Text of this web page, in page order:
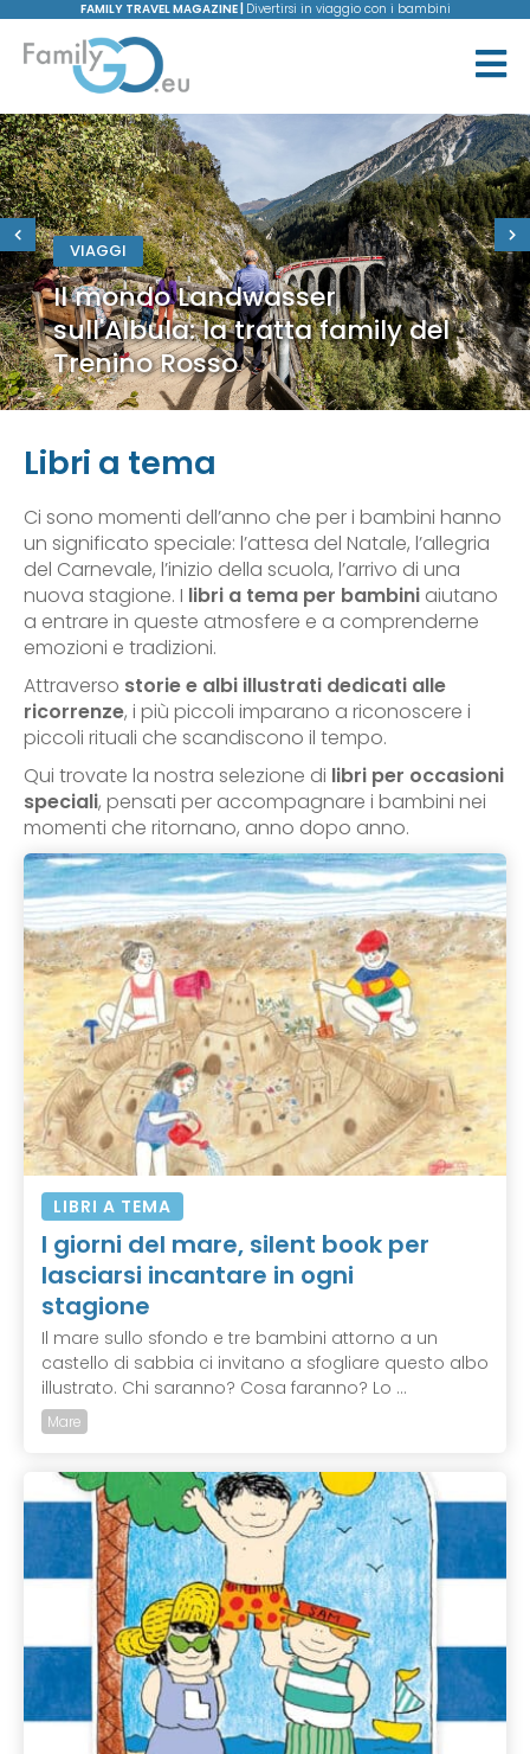
FAMILY TRAVEL MAGAZINE | Divertirsi in viaggio con i bambini
VIAGGI
Il mondo Landwasser
sull'Albula: la tratta family del
Trenino Rosso
Libri a tema
Ci sono momenti dell’anno che per i bambini hanno
un significato speciale: l’attesa del Natale, l’allegria
del Carnevale, l’inizio della scuola, l’arrivo di una
nuova stagione. I libri a tema per bambini aiutano
a entrare in queste atmosfere e a comprenderne
emozioni e tradizioni.
Attraverso storie e albi illustrati dedicati alle
ricorrenze, i più piccoli imparano a riconoscere i
piccoli rituali che scandiscono il tempo.
Qui trovate la nostra selezione di libri per occasioni
speciali, pensati per accompagnare i bambini nei
momenti che ritornano, anno dopo anno.
LIBRI A TEMA
I giorni del mare, silent book per
lasciarsi incantare in ogni
stagione
Il mare sullo sfondo e tre bambini attorno a un
castello di sabbia ci invitano a sfogliare questo albo
illustrato. Chi saranno? Cosa faranno? Lo ...
Mare